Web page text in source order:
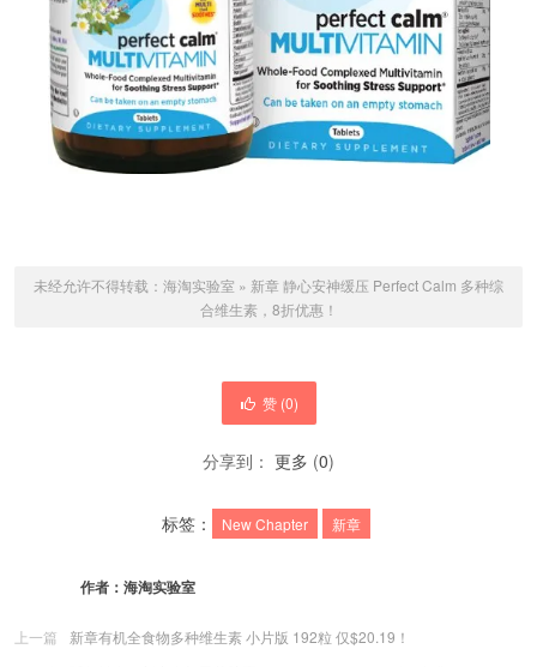
未经允许不得转载： 海淘实验室 » 新章 静心安神缓压 Perfect Calm 多种综
合维生素，8折优惠！
赞 (0)
分享到： 更多 (0)
标签： New Chapter 新章
作者： 海淘实验室
上一篇
新章有机全食物多种维生素 小片版 192粒 仅$20.19！